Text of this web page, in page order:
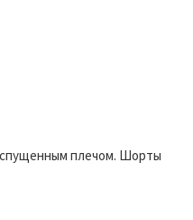
плечом. Шорты